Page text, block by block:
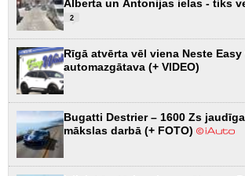
Alberta un Antonijas ielas - tiks
2
Rīgā atvērta vēl viena Neste Easy
automazgātava (+ VIDEO)
Bugatti Destrier – 1600 Zs
mākslas darbā (+ FOTO)